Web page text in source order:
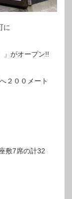
に
」がオープン!!
２００メート
敷7席の計32